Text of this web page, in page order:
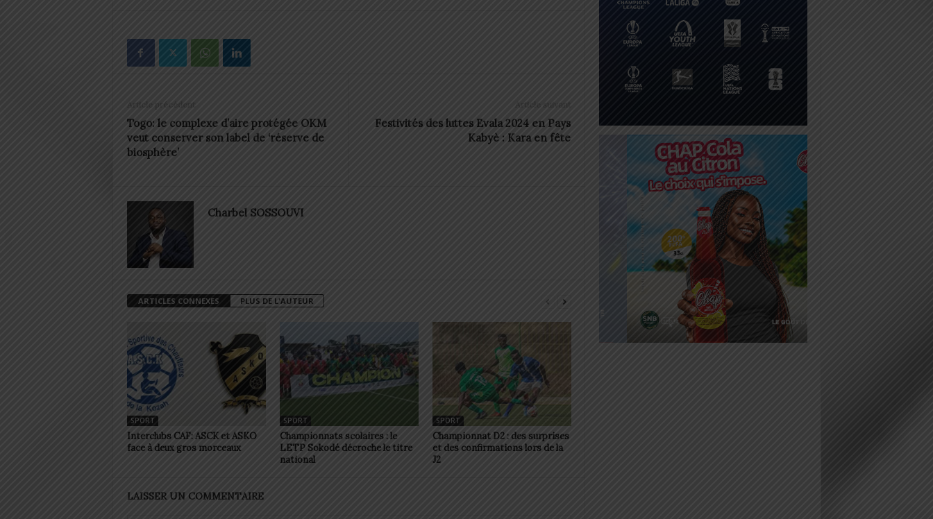
Article précédent
Togo: le complexe d’aire protégée OKM
veut conserver son label de ‘réserve de
biosphère’
Article suivant
Festivités des luttes Evala 2024 en Pays
Kabyè : Kara en fête
Charbel SOSSOUVI
ARTICLES CONNEXES PLUS DE L'AUTEUR
SPORT
Interclubs CAF: ASCK et ASKO
face à deux gros morceaux
SPORT
Championnats scolaires : le
LETP Sokodé décroche le titre
national
SPORT
Championnat D2 : des surprises
et des confirmations lors de la
J2
LAISSER UN COMMENTAIRE